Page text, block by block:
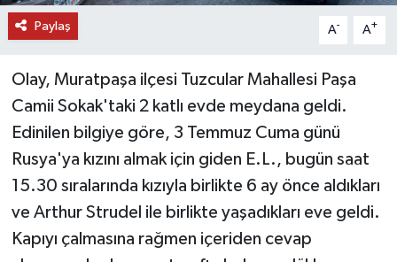
Paylaş A- A+
Olay, Muratpaşa ilçesi Tuzcular Mahallesi Paşa
Camii Sokak'taki 2 katlı evde meydana geldi.
Edinilen bilgiye göre, 3 Temmuz Cuma günü
Rusya'ya kızını almak için giden E.L., bugün saat
15.30 sıralarında kızıyla birlikte 6 ay önce aldıkları
ve Arthur Strudel ile birlikte yaşadıkları eve geldi.
Kapıyı çalmasına rağmen içeriden cevap
TURİZM
VİDEO HABERLER
YAZARLAR
RESMİ İLAN
MAGAZİN